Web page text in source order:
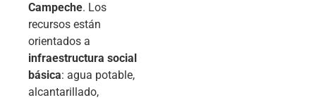
Campeche. Los
recursos están
orientados a
infraestructura social
básica: agua potable,
alcantarillado,